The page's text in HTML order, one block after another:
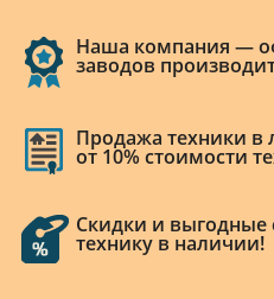
Наша компания —
заводов
Продажа техники в
от 10% стоимости
Скидки и выгодные
технику в наличии!